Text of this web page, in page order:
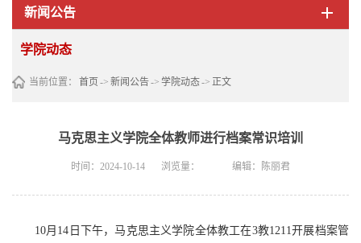
新闻公告
学院动态
当前位置： 首页 -> 新闻公告-> 学院动态-> 正文
马克思主义学院全体教师进行档案常识培训
时间：2024-10-14 浏览量： 编辑：陈丽君
10月14日下午，马克思主义学院全体教工在3教1211开展档案管